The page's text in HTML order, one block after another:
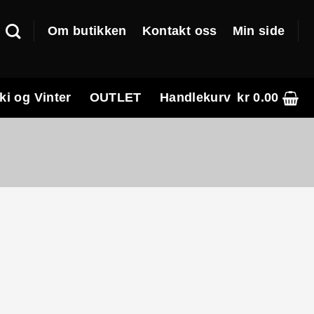
Om butikken Kontakt oss Min side
og Vinter OUTLET Handlekurv kr0.00